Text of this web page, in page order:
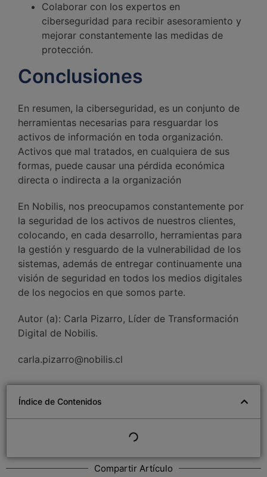
Colaborar con los expertos en
ciberseguridad para recibir asesoramiento y
mejorar constantemente las medidas de
protección.
Conclusiones
En resumen, la ciberseguridad, es un conjunto de
herramientas necesarias para resguardar los
activos de información en toda organización.
Activos que mal tratados, en cualquiera de sus
formas, puede causar una pérdida económica
directa o indirecta a la organización
En Nobilis, nos preocupamos constantemente por
la seguridad de los activos de nuestros clientes,
colocando, en cada desarrollo, herramientas para
la gestión y resguardo de la vulnerabilidad de los
sistemas, además de entregar continuamente una
visión de seguridad en todos los medios digitales
de los negocios en que somos parte.
Autor (a): Carla Pizarro, Líder de Transformación
Digital de Nobilis.
carla.pizarro@nobilis.cl
Índice de Contenidos
Compartir Artículo